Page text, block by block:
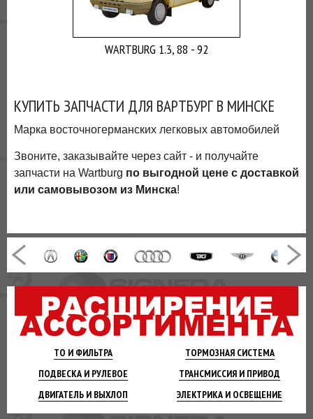
ТО И ФИЛЬТРА ТОРМОЗНАЯСИСТЕМА
ПОДВЕСКА И РУЛЕВОЕ ТРАНСМИССИЯ И ПРИВОД
ДВИГАТЕЛЬ И ВЫХЛОП ЭЛЕКТРИКА И ОСВЕЩЕНИЕ
WARTBURG 1.3, 88 - 92
КУПИТЬ ЗАПЧАСТИ ДЛЯ ВАРТБУРГ В МИНСКЕ
Марка восточногерманских легковых автомобилей
Звоните, заказывайте через сайт - и получайте
запчасти на Wartburg по выгодной цене с доставкой
или самовывозом из Минска!